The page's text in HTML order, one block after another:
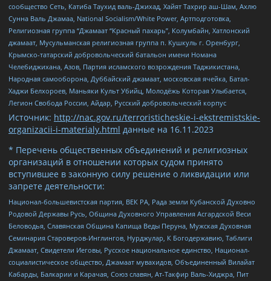
сообщество Сеть, Катиба Таухид валь-Джихад, Хайят Тахрир аш-Шам, Ахлю
Сунна Валь Джамаа, National Socialism/White Power, Артподготовка,
Религиозная группа “Джамаат “Красный пахарь”, Колумбайн, Хатлонский
джамаат, Мусульманская религиозная группа п. Кушкуль г. Оренбург,
Крымско-татарский добровольческий батальон имени Номана
Челебиджихана, Азов, Партия исламского возрождения Таджикистана,
Народная самооборона, Дуббайский джамаат, московская ячейка, Батал-
Хаджи Белхороев, Маньяки Культ Убийц, Молодёжь Которая Улыбается,
Легион Свобода России, Айдар, Русский добровольческий корпус
Источник: http://nac.gov.ru/terroristicheskie-i-ekstremistskie-
organizacii-i-materialy.html данные на 16.11.2023
* Перечень общественных объединений и религиозных
организаций в отношении которых судом принято
вступившее в законную силу решение о ликвидации или
запрете деятельности:
Национал-большевистская партия, ВЕК РА, Рада земли Кубанской Духовно
Родовой Державы Русь, Община Духовного Управления Асгардской Веси
Беловодья, Славянская Община Капища Веды Перуна, Мужская Духовная
Семинария Староверов-Инглингов, Нурджулар, К Богодержавию, Таблиги
Джамаат, Свидетели Иеговы, Русское национальное единство, Национал-
социалистическое общество, Джамаат мувахидов, Объединенный Вилайат
Кабарды, Балкарии и Карачая, Союз славян, Ат-Такфир Валь-Хиджра, Пит